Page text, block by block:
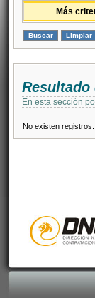
Más
Resultado
En esta sección
No existen registros.